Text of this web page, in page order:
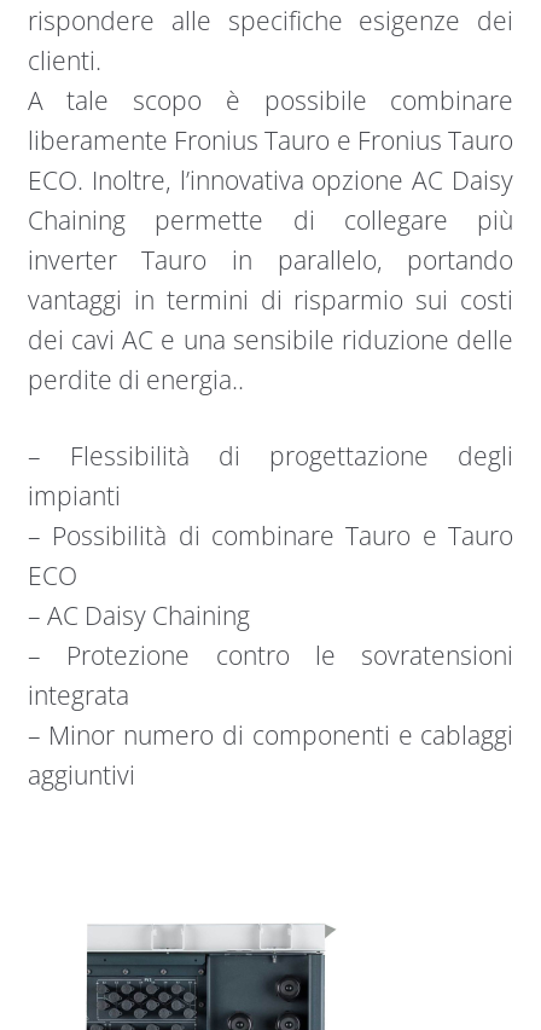
rispondere alle specifiche esigenze dei
clienti.
A tale scopo è possibile combinare
liberamente Fronius Tauro e Fronius Tauro
ECO. Inoltre, l’innovativa opzione AC Daisy
Chaining permette di collegare più
inverter Tauro in parallelo, portando
vantaggi in termini di risparmio sui costi
dei cavi AC e una sensibile riduzione delle
perdite di energia..
– Flessibilità di progettazione degli
impianti
– Possibilità di combinare Tauro e Tauro
ECO
– AC Daisy Chaining
– Protezione contro le sovratensioni
integrata
– Minor numero di componenti e cablaggi
aggiuntivi